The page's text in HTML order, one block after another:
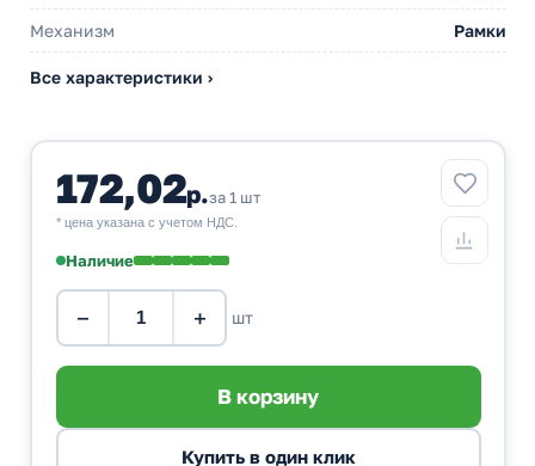
Механизм Рамки
Все характеристики ›
172,02р.за 1 шт
* цена указана с учетом НДС.
Наличие
− + шт